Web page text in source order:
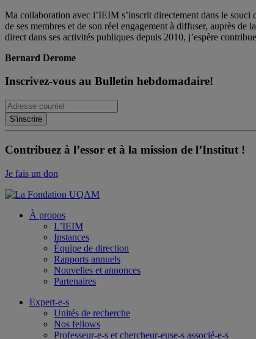
Ma collaboration avec l’IEIM s’inscrit directement dans le
de ses membres et de son réel engagement à diffuser, auprès
direct dans ses activités publiques depuis 2010, j’espère
Bernard Derome
Inscrivez-vous au Bulletin hebdomadaire!
Contribuez à l’essor et à la mission de l’Institut !
Je fais un don
À propos
L’IEIM
Instances
Équipe de direction
Rapports annuels
Nouvelles et annonces
Partenaires
Expert-e-s
Unités de recherche
Nos fellows
Professeur-e-s et chercheur-euse-s associé-e-s